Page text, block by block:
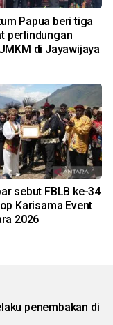
Papua beri tiga
perlindungan
di Jayawijaya
sebut FBLB ke-34
Karisama Event
2026
penembakan di